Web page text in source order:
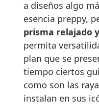
a diseños algo
esencia preppy,
prisma relajado
permita
plan que se
tiempo ciertos
como son las
instalan en sus